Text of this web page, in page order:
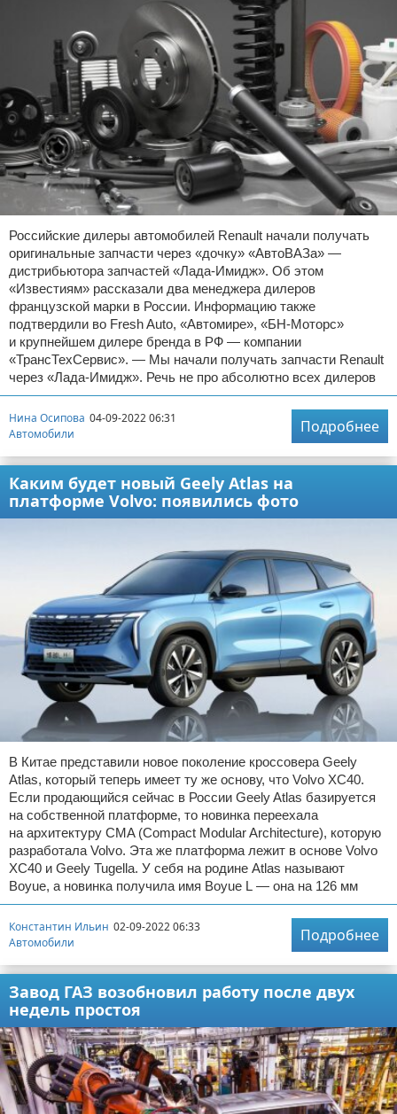
Российские дилеры автомобилей Renault начали получать
оригинальные запчасти через «дочку» «АвтоВАЗа» —
дистрибьютора запчастей «Лада-Имидж». Об этом
«Известиям» рассказали два менеджера дилеров
французской марки в России. Информацию также
подтвердили во Fresh Auto, «Автомире», «БН-Моторс»
и крупнейшем дилере бренда в РФ — компании
«ТрансТехСервис». — Мы начали получать запчасти Renault
через «Лада-Имидж». Речь не про абсолютно всех дилеров
Нина Осипова 04-09-2022 06:31
Автомобили
Подробнее
Каким будет новый Geely Atlas на
платформе Volvo: появились фото
В Китае представили новое поколение кроссовера Geely
Atlas, который теперь имеет ту же основу, что Volvo XC40.
Если продающийся сейчас в России Geely Atlas базируется
на собственной платформе, то новинка переехала
на архитектуру CMA (Compact Modular Architecture), которую
разработала Volvo. Эта же платформа лежит в основе Volvo
XC40 и Geely Tugella. У себя на родине Atlas называют
Boyue, а новинка получила имя Boyue L — она на 126 мм
Константин Ильин 02-09-2022 06:33
Автомобили
Подробнее
Завод ГАЗ возобновил работу после двух
недель простоя